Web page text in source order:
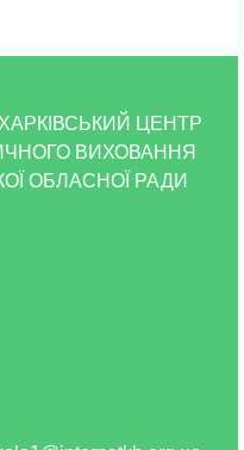
ЦЕНТР
ВИХОВАННЯ
ОБЛАСНОЇ РАДИ